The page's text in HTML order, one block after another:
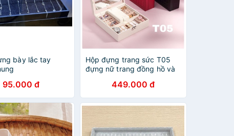
bày lắc tay
95.000 đ
Hộp đựng trang sức T05
đựng nữ trang đồng hồ và
449.000 đ